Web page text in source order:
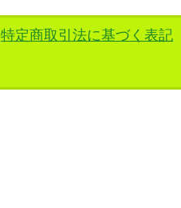
特定商取引法に基づく表記